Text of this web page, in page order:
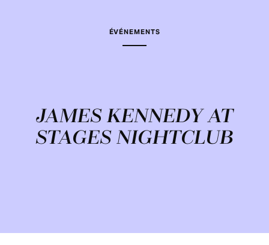
ÉVÉNEMENTS
JAMES KENNEDY AT
STAGES NIGHTCLUB